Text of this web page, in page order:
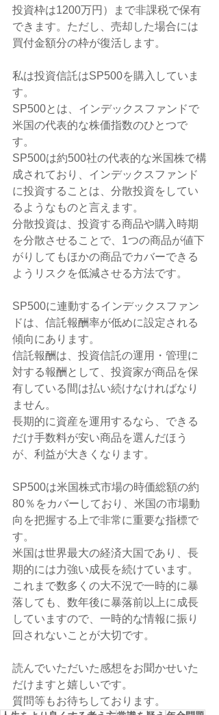
投資枠は1200万円）まで非課税で保有
できます。ただし、売却した場合には
買付金額分の枠が復活します。
私は投資信託はSP500を購入していま
す。
SP500とは、インデックスファンドで
米国の代表的な株価指数のひとつで
す。
SP500は約500社の代表的な米国株で構
成されており、インデックスファンド
に投資することは、分散投資をしてい
るようなものと言えます。
分散投資は、投資する商品や購入時期
を分散させることで、1つの商品が値下
がりしてもほかの商品でカバーできる
ようリスクを低減させる方法です。
SP500に連動するインデックスファン
ドは、信託報酬率が低めに設定される
傾向にあります。
信託報酬は、投資信託の運用・管理に
対する報酬として、投資家が商品を保
有している間は払い続けなければなり
ません。
長期的に資産を運用するなら、できる
だけ手数料が安い商品を選んだほう
が、利益が大きくなります。
SP500は米国株式市場の時価総額の約
80％をカバーしており、米国の市場動
向を把握する上で非常に重要な指標で
す。
米国は世界最大の経済大国であり、長
期的には力強い成長を続けています。
これまで数多くの大不況で一時的に暴
落しても、数年後に暴落前以上に成長
していますので、一時的な情報に振り
回されないことが大切です。
読んでいただいた感想をお聞かせいた
だけますと嬉しいです。
質問等もお待ちしております。